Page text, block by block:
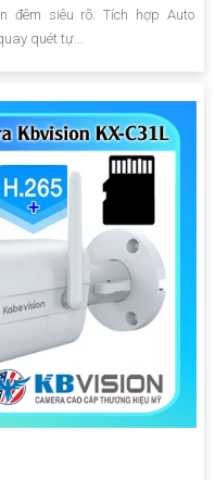
đêm siêu rõ. Tích hợp Auto
quét tự...